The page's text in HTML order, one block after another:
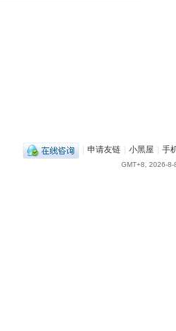
申请友链 小黑屋 手
GMT+8, 2026-8-